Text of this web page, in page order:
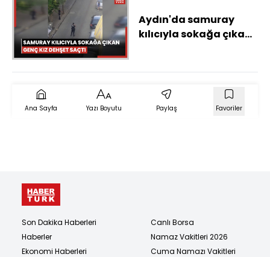
Aydın'da samuray
kılıcıyla sokağa çıkan
Ana Sayfa Yazı Boyutu Paylaş Favoriler
Son Dakika Haberleri
Haberler
Ekonomi Haberleri
Canlı Borsa
Namaz Vakitleri 2026
Cuma Namazı Vakitleri